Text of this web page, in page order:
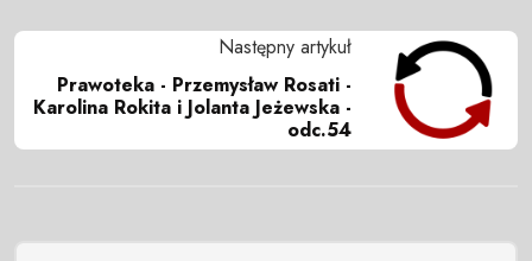
Następny artykuł
Prawoteka - Przemysław Rosati -
Karolina Rokita i Jolanta Jeżewska -
odc.54